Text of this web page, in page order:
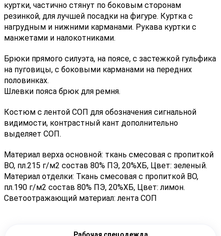
куртки, частично стянут по боковым сторонам
резинкой, для лучшей посадки на фигуре. Куртка с
нагрудным и нижними карманами. Рукава куртки с
манжетами и налокотниками.
Брюки прямого силуэта, на поясе, с застежкой гульфика
на пуговицы, с боковыми карманами на передних
половинках.
Шлевки пояса брюк для ремня.
Костюм с лентой СОП для обозначения сигнальной
видимости, контрастный кант дополнительно
выделяет СОП.
Материал верха основной: ткань смесовая с пропиткой
ВО, пл.215 г/м2 состав 80% ПЭ, 20%ХБ, Цвет: зеленый.
Материал отделки: Ткань смесовая с пропиткой ВО,
пл.190 г/м2 состав 80% ПЭ, 20%ХБ, Цвет: лимон.
Светоотражающий материал: лента СОП